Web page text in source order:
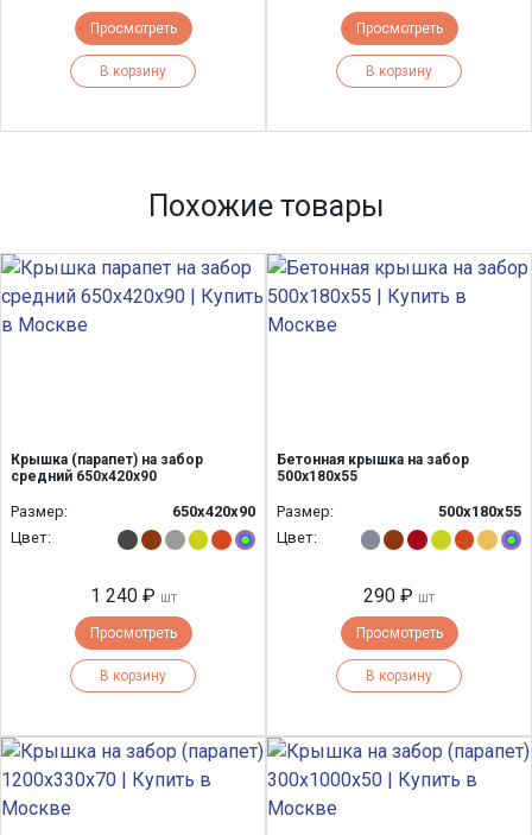
Просмотреть
В корзину
Просмотреть
В корзину
Похожие товары
Крышка (парапет) на забор
средний 650х420х90
Размер:
650х420х90
Цвет:
1 240 ₽ шт
Просмотреть
В корзину
Бетонная крышка на забор
500х180х55
Размер:
500х180х55
Цвет:
290 ₽ шт
Просмотреть
В корзину